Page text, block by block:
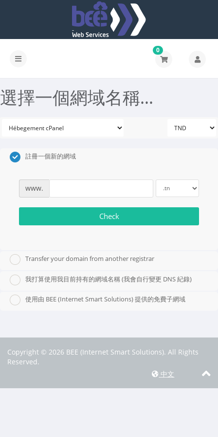
0
選擇一個網域名稱...
註冊一個新的網域
www.
Check
Transfer your domain from another registrar
我打算使用我目前持有的網域名稱 (我會自行變更 DNS 紀錄)
使用由 BEE (Internet Smart Solutions) 提供的免費子網域
Copyright © 2026 BEE (Internet Smart Solutions). All Rights
Reserved.
中文